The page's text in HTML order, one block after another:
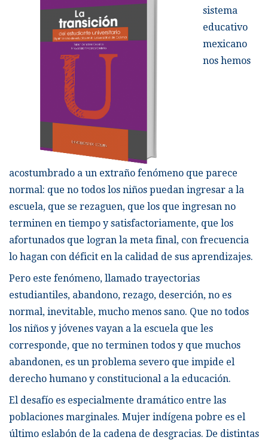
sistema
educativo
mexicano
nos hemos
acostumbrado a un extraño fenómeno que parece
normal: que no todos los niños puedan ingresar a la
escuela, que se rezaguen, que los que ingresan no
terminen en tiempo y satisfactoriamente, que los
afortunados que logran la meta final, con frecuencia
lo hagan con déficit en la calidad de sus aprendizajes.
Pero este fenómeno, llamado trayectorias
estudiantiles, abandono, rezago, deserción, no es
normal, inevitable, mucho menos sano. Que no todos
los niños y jóvenes vayan a la escuela que les
corresponde, que no terminen todos y que muchos
abandonen, es un problema severo que impide el
derecho humano y constitucional a la educación.
El desafío es especialmente dramático entre las
poblaciones marginales. Mujer indígena pobre es el
último eslabón de la cadena de desgracias. De distintas